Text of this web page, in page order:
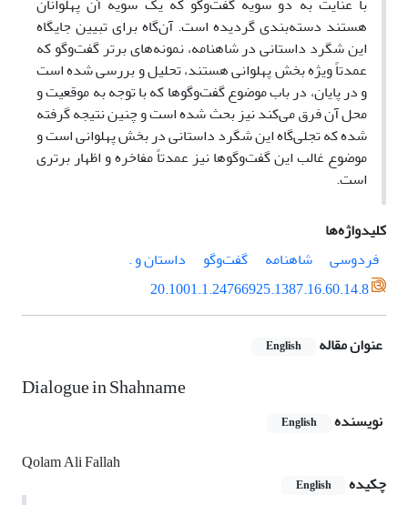
هستند دسته‌بندی گردیده است. آن‌گاه برای تبیین جایگاه
این شگرد داستانی در شاهنامه، نمونه‌های برتر گفت‌وگو که
عمدتاً ویژه بخش پهلوانی هستند، تحلیل و بررسی شده است
و در پایان، در باب موضوع گفت‌وگوها که با توجه به موقعیت و
محل آن فرق می‌کند نیز بحث شده است و چنین نتیجه گرفته
شده که تجلی‌گاه این شگرد داستانی در بخش پهلوانی است و
موضوع غالب این گفت‌وگوها نیز عمدتاً مفاخره و اظهار برتری
است.
کلیدواژه‌ها
فردوسی
شاهنامه گفت‌وگو
داستان و .
20.1001.1.24766925.1387.16.60.14.8
عنوان مقاله English
Dialogue in Shahname
نویسنده English
Qolam Ali Fallah
چکیده
English